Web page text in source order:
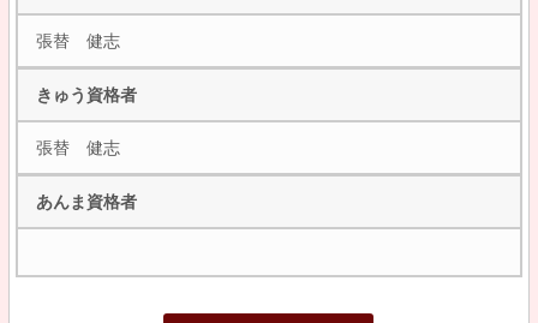
張替 健志
きゅう資格者
張替 健志
あんま資格者